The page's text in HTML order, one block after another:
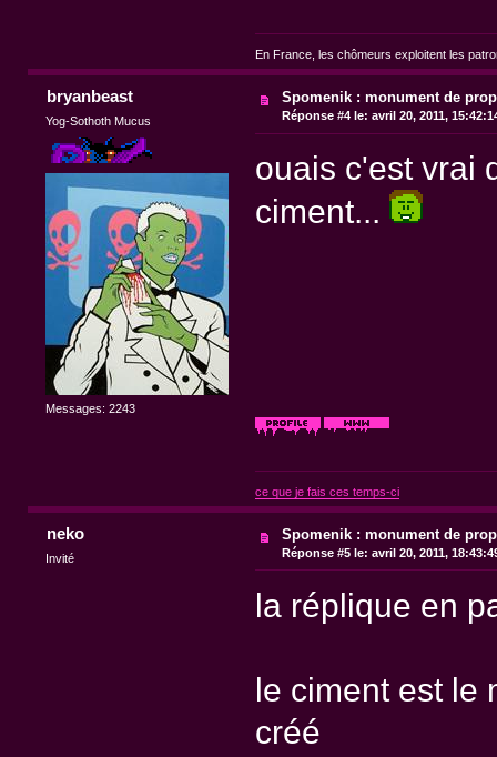
En France, les chômeurs exploitent les
bryanbeast
Yog-Sothoth Mucus
Messages: 2243
Spomenik : monument de
Réponse #4 le: avril 20, 2011,
ouais c'est vrai
ciment...
ce que je fais ces temps-ci
neko
Invité
Spomenik : monument de
Réponse #5 le: avril 20, 2011,
la réplique en
le ciment est le
créé